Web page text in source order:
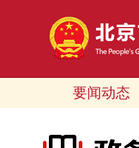
要闻动态